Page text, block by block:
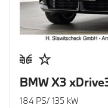
BMW X3
184 PS/ 135 kW